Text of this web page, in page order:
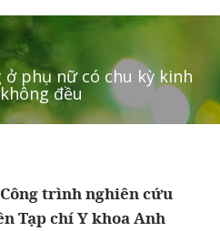
phụ nữ có chu kỳ kinh
đều
trình nghiên cứu
Tạp chí Y khoa Anh